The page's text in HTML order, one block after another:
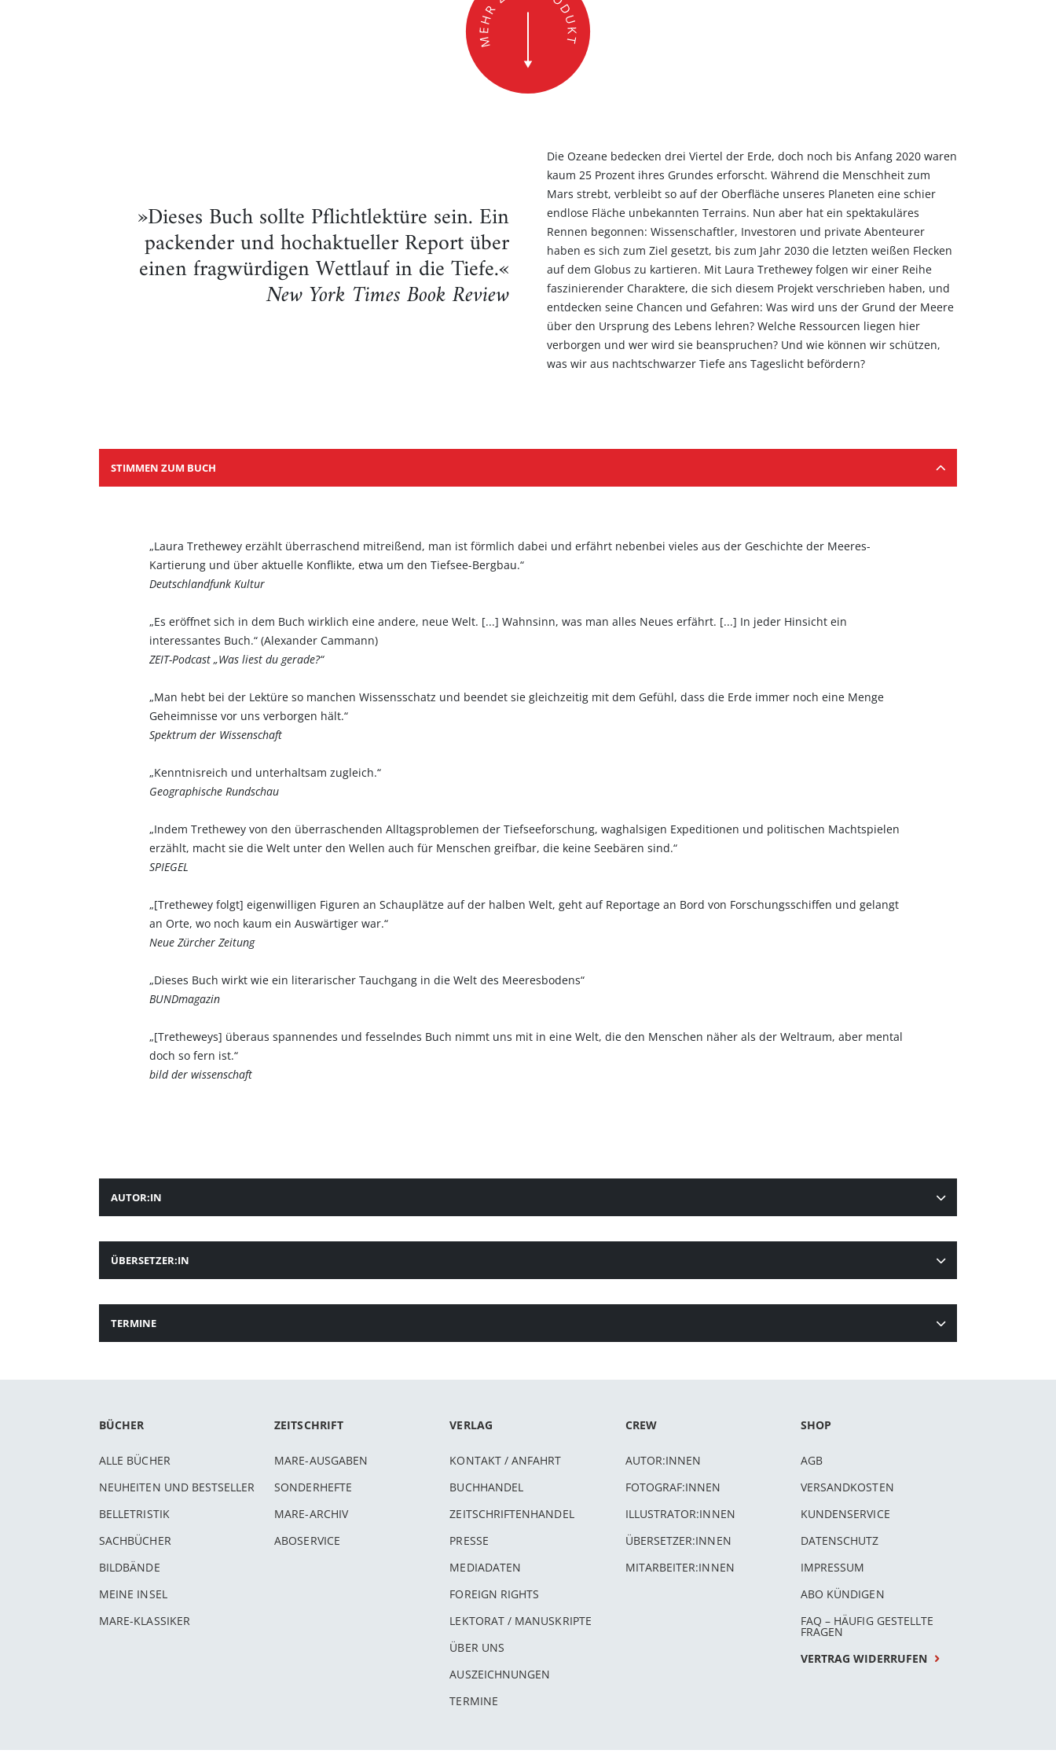
»Dieses Buch sollte Pflichtlektüre sein. Ein
packender und hochaktueller Report über
einen fragwürdigen Wettlauf in die Tiefe.«
New York Times Book Review
Die Ozeane bedecken drei Viertel der Erde, doch noch bis Anfang 2020 waren
kaum 25 Prozent ihres Grundes erforscht. Während die Menschheit zum
Mars strebt, verbleibt so auf der Oberfläche unseres Planeten eine schier
endlose Fläche unbekannten Terrains. Nun aber hat ein spektakuläres
Rennen begonnen: Wissenschaftler, Investoren und private Abenteurer
haben es sich zum Ziel gesetzt, bis zum Jahr 2030 die letzten weißen Flecken
auf dem Globus zu kartieren. Mit Laura Trethewey folgen wir einer Reihe
faszinierender Charaktere, die sich diesem Projekt verschrieben haben, und
entdecken seine Chancen und Gefahren: Was wird uns der Grund der Meere
über den Ursprung des Lebens lehren? Welche Ressourcen liegen hier
verborgen und wer wird sie beanspruchen? Und wie können wir schützen,
was wir aus nachtschwarzer Tiefe ans Tageslicht befördern?
STIMMEN ZUM BUCH
„Laura Trethewey erzählt überraschend mitreißend, man ist förmlich dabei und erfährt nebenbei vieles aus der Geschichte der Meeres-
Kartierung und über aktuelle Konflikte, etwa um den Tiefsee-Bergbau.“
Deutschlandfunk Kultur
„Es eröffnet sich in dem Buch wirklich eine andere, neue Welt. [...] Wahnsinn, was man alles Neues erfährt. [...] In jeder Hinsicht ein
interessantes Buch.“ (Alexander Cammann)
ZEIT-Podcast „Was liest du gerade?“
„Man hebt bei der Lektüre so manchen Wissensschatz und beendet sie gleichzeitig mit dem Gefühl, dass die Erde immer noch eine Menge
Geheimnisse vor uns verborgen hält.“
Spektrum der Wissenschaft
„Kenntnisreich und unterhaltsam zugleich.“
Geographische Rundschau
„Indem Trethewey von den überraschenden Alltagsproblemen der Tiefseeforschung, waghalsigen Expeditionen und politischen Machtspielen
erzählt, macht sie die Welt unter den Wellen auch für Menschen greifbar, die keine Seebären sind.“
SPIEGEL
„[Trethewey folgt] eigenwilligen Figuren an Schauplätze auf der halben Welt, geht auf Reportage an Bord von Forschungsschiffen und gelangt
an Orte, wo noch kaum ein Auswärtiger war.“
Neue Zürcher Zeitung
„Dieses Buch wirkt wie ein literarischer Tauchgang in die Welt des Meeresbodens“
BUNDmagazin
„[Tretheweys] überaus spannendes und fesselndes Buch nimmt uns mit in eine Welt, die den Menschen näher als der Weltraum, aber mental
doch so fern ist.“
bild der wissenschaft
AUTOR:IN
ÜBERSETZER:IN
TERMINE
BÜCHER
ALLE BÜCHER
NEUHEITEN UND BESTSELLER
BELLETRISTIK
SACHBÜCHER
BILDBÄNDE
MEINE INSEL
MARE-KLASSIKER
ZEITSCHRIFT
MARE-AUSGABEN
SONDERHEFTE
MARE-ARCHIV
ABOSERVICE
VERLAG
KONTAKT / ANFAHRT
BUCHHANDEL
ZEITSCHRIFTENHANDEL
PRESSE
MEDIADATEN
FOREIGN RIGHTS
LEKTORAT / MANUSKRIPTE
ÜBER UNS
AUSZEICHNUNGEN
TERMINE
CREW
AUTOR:INNEN
FOTOGRAF:INNEN
ILLUSTRATOR:INNEN
ÜBERSETZER:INNEN
MITARBEITER:INNEN
SHOP
AGB
VERSANDKOSTEN
KUNDENSERVICE
DATENSCHUTZ
IMPRESSUM
ABO KÜNDIGEN
FAQ – HÄUFIG GESTELLTE
FRAGEN
VERTRAG WIDERRUFEN